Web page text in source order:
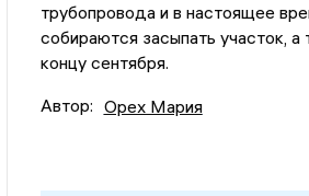
трубопровода и в настоящее
собираются засыпать участок,
концу сентября.
Автор: Орех Мария